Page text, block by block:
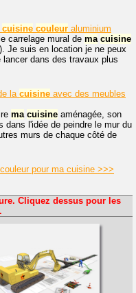
cuisine couleur aluminium
carrelage mural de ma cuisine
Je suis en location je ne peux
dans des travaux plus
la cuisine avec des meubles
ma cuisine aménagée, son
dans l'idée de peindre le mur du
murs de chaque côté de
pour ma cuisine >>>
Cliquez dessus pour les